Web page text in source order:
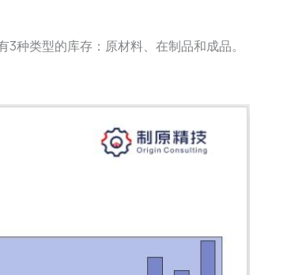
种类型的库存：原材料、在制品和成品。